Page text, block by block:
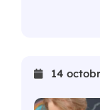
14